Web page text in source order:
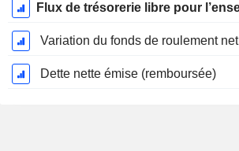
Variation du fonds de roulement net
Dette nette émise (remboursée)